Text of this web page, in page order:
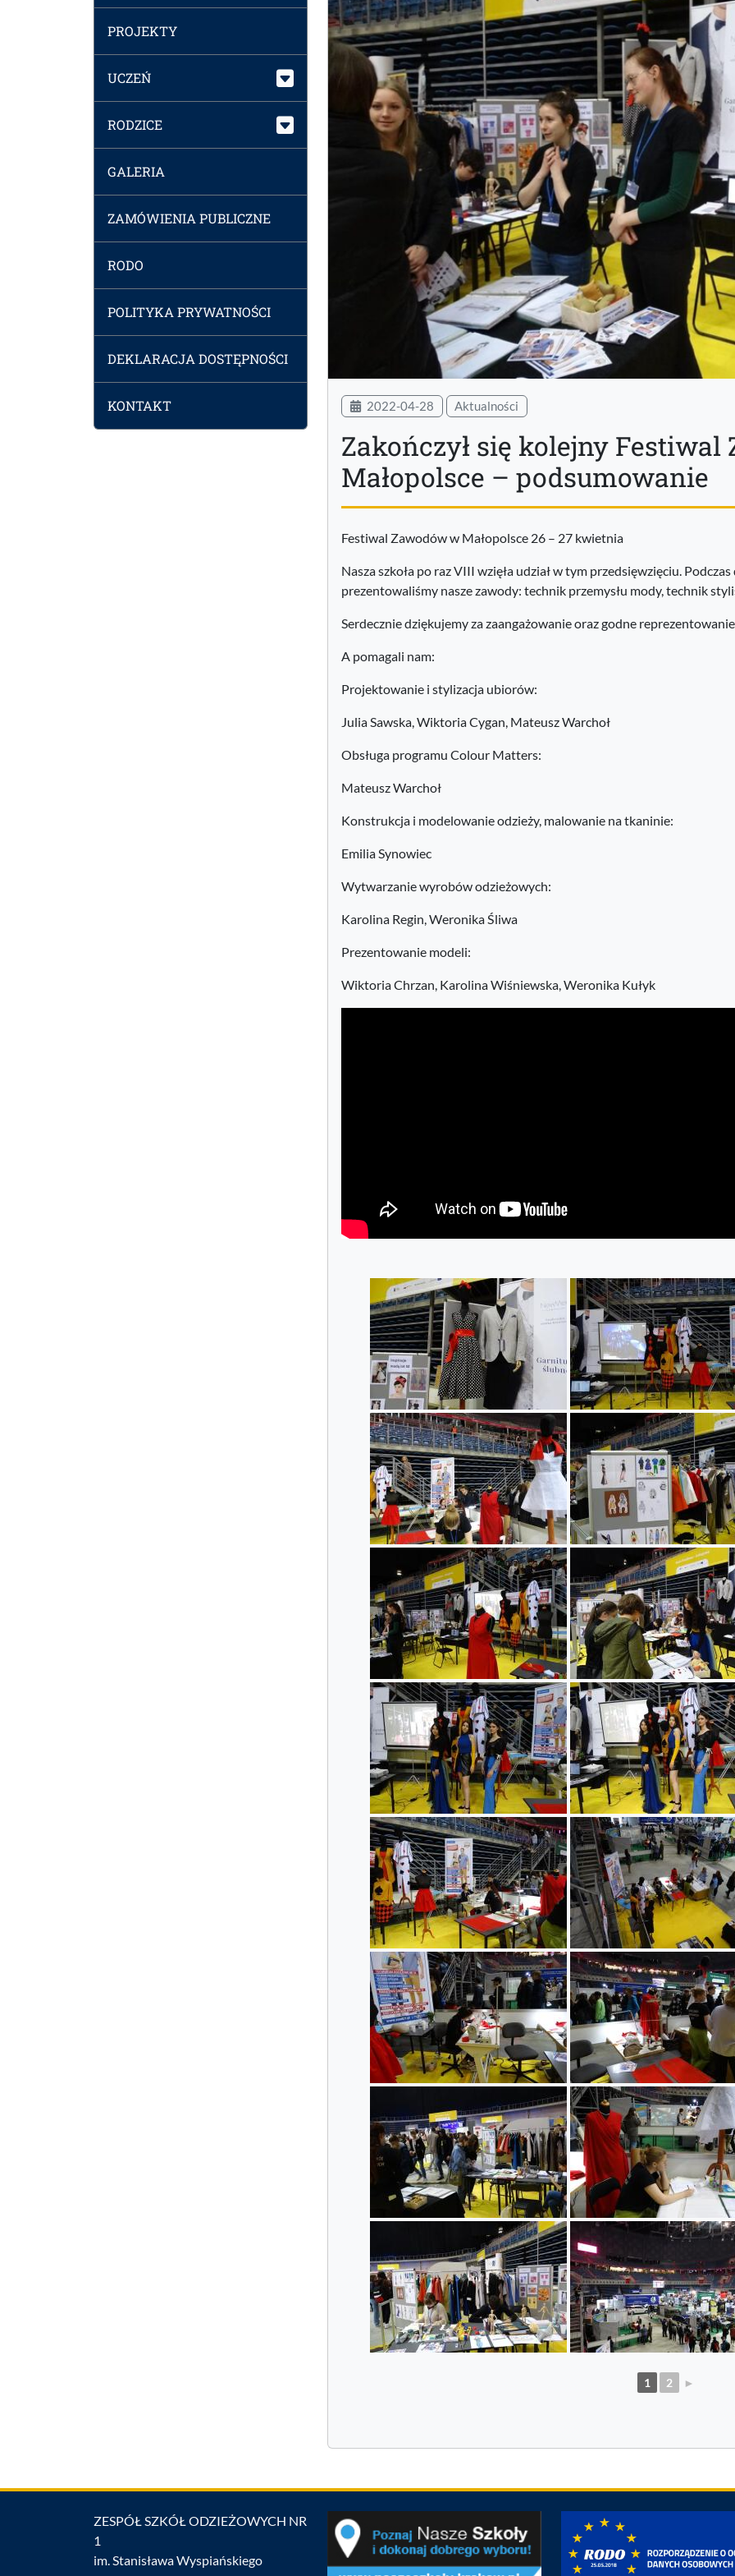
PROJEKTY
UCZEŃ
RODZICE
GALERIA
ZAMÓWIENIA PUBLICZNE
RODO
POLITYKA PRYWATNOŚCI
DEKLARACJA DOSTĘPNOŚCI
KONTAKT 2022-04-28 Aktualności
Zakończył się kolejny Festiwal
Małopolsce – podsumowanie
Festiwal Zawodów w Małopolsce 26 – 27 kwietnia
Nasza szkoła po raz VIII wzięła udział w tym przedsięwzięciu.
prezentowaliśmy nasze zawody: technik przemysłu mody, technik
Serdecznie dziękujemy za zaangażowanie oraz godne
A pomagali nam:
Projektowanie i stylizacja ubiorów:
Julia Sawska, Wiktoria Cygan, Mateusz Warchoł
Obsługa programu Colour Matters:
Mateusz Warchoł
Konstrukcja i modelowanie odzieży, malowanie na tkaninie:
Emilia Synowiec
Wytwarzanie wyrobów odzieżowych:
Karolina Regin, Weronika Śliwa
Prezentowanie modeli:
Wiktoria Chrzan, Karolina Wiśniewska, Weronika Kułyk
1 2 ►
ZESPÓŁ SZKÓŁ ODZIEŻOWYCH NR
1
im. Stanisława Wyspiańskiego